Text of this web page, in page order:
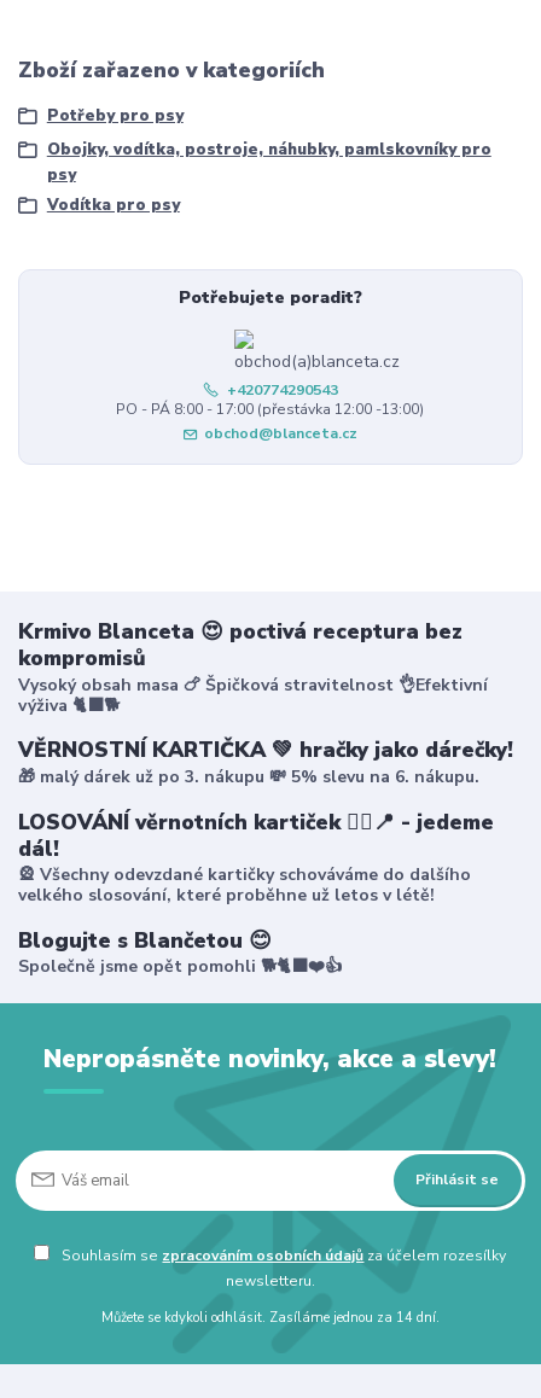
Zboží zařazeno v kategoriích
Potřeby pro psy
Obojky, vodítka, postroje, náhubky, pamlskovníky pro
psy
Vodítka pro psy
Potřebujete poradit?
+420774290543
PO - PÁ 8:00 - 17:00 (přestávka 12:00 -13:00)
obchod@blanceta.cz
Krmivo Blanceta 😍 poctivá receptura bez
kompromisů
Vysoký obsah masa 🍗 Špičková stravitelnost 👌Efektivní
výživa 🐈‍⬛🐕
VĚRNOSTNÍ KARTIČKA 💚 hračky jako dárečky!
🎁 malý dárek už po 3. nákupu 💸 5% slevu na 6. nákupu.
LOSOVÁNÍ věrnotních kartiček 🤸‍♀️📍 - jedeme
dál!
🎡 Všechny odevzdané kartičky schováváme do dalšího
velkého slosování, které proběhne už letos v létě!
Blogujte s Blančetou 😊
Společně jsme opět pomohli 🐕🐈‍⬛❤️👍
Nepropásněte novinky, akce a slevy!
Přihlásit se
Souhlasím se zpracováním osobních údajů za účelem rozesílky
newsletteru.
Můžete se kdykoli odhlásit. Zasíláme jednou za 14 dní.